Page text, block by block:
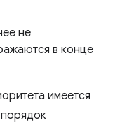
не
в конце
имеется
порядок